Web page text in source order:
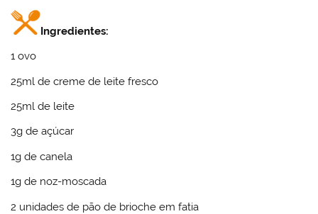
Ingredientes:
1 ovo
25ml de creme de leite fresco
25ml de leite
3g de açúcar
1g de canela
1g de noz-moscada
2 unidades de pão de brioche em fatia